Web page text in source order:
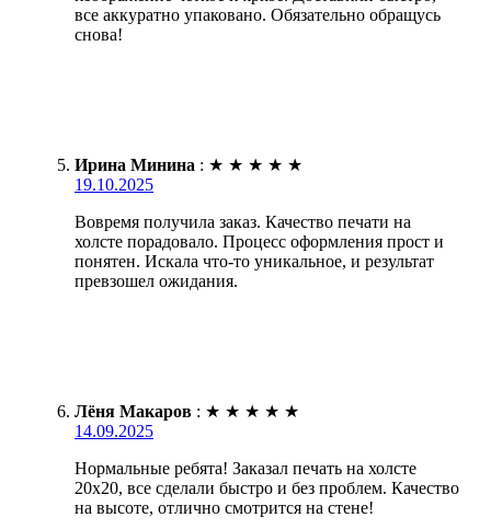
все аккуратно упаковано. Обязательно обращусь
снова!
Ирина Минина : ★ ★ ★ ★ ★
19.10.2025
Вовремя получила заказ. Качество печати на
холсте порадовало. Процесс оформления прост и
понятен. Искала что-то уникальное, и результат
превзошел ожидания.
Лёня Макаров : ★ ★ ★ ★ ★
14.09.2025
Нормальные ребята! Заказал печать на холсте
20х20, все сделали быстро и без проблем. Качество
на высоте, отлично смотрится на стене!